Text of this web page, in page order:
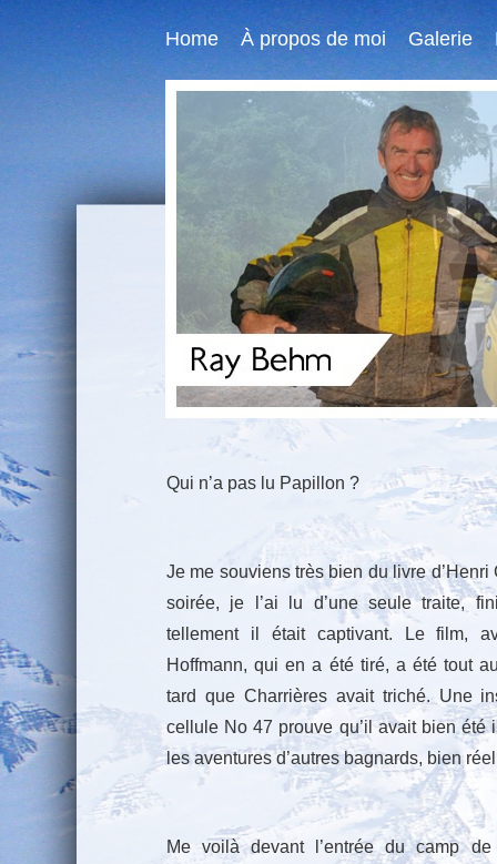
Home À propos de moi Galerie
Qui n’a pas lu Papillon ?
Je me souviens très bien du livre
soirée, je l’ai lu d’une seule traite,
tellement il était captivant. Le film,
Hoffmann, qui en a été tiré, a été tout
tard que Charrières avait triché. Une
cellule No 47 prouve qu’il avait bien été
les aventures d’autres bagnards, bien
Me voilà devant l’entrée du camp